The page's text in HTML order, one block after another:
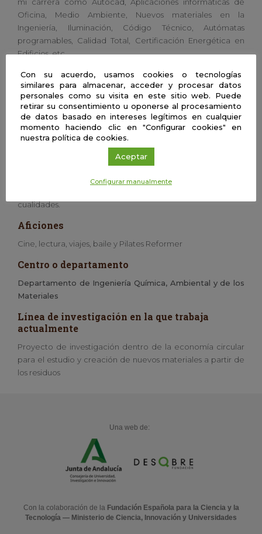
Oficina, Medio Ambiente, Nuevos materiales en la
Ingeniería, Iluminación, Código Técnico, Autómatas
programables, Calidad Total, Certificación Energética en
Edificios, etc.
He trabajado activamente desde que terminé mi ingeniería
en los diversos campos de actuación donde la Ingeniería
Industrial nos permite aportar y aplicar amplios
conocimientos.
Un día en la vida de un científico
Investigar día a día variando parámetros hasta obtener
resultados cada vez más satisfactorios en la búsqueda de
nuevos materiales y de la forma en que se comportan para
cualidades.
Aficiones
Cine, lectura, viajes, baile y Pilates Reformer
Centro o departamento
Departamento de Ingeniería Química, Ambiental y de los
Materiales
Línea de investigación en la que trabaja
actualmente
Proyecto de investigación dentro de la economía circular
para el estudio y creación de nuevos materiales a partir de
los residuos
Una web de:
Con la colaboración de la Fundación Española para la Ciencia y la
Tecnología — Ministerio de Ciencia, Innovación y Universidades
Con su acuerdo, usamos cookies o tecnologías
similares para almacenar, acceder y procesar datos
personales como su visita en este sitio web. Puede
retirar su consentimiento u oponerse al procesamiento
de datos basado en intereses legítimos en cualquier
momento haciendo clic en "Configurar cookies" en
nuestra política de cookies.
Aceptar
Configurar manualmente